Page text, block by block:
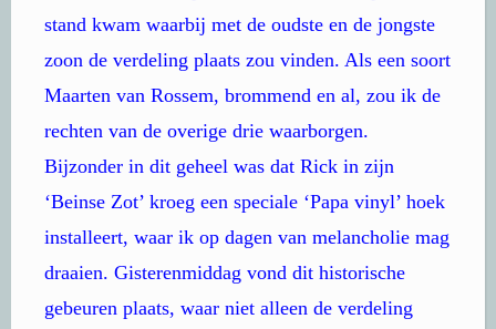
stand kwam waarbij met de oudste en de jongste
zoon de verdeling plaats zou vinden. Als een soort
Maarten van Rossem, brommend en al, zou ik de
rechten van de overige drie waarborgen.
Bijzonder in dit geheel was dat Rick in zijn
‘Beinse Zot’ kroeg een speciale ‘Papa vinyl’ hoek
installeert, waar ik op dagen van melancholie mag
draaien. Gisterenmiddag vond dit historische
gebeuren plaats, waar niet alleen de verdeling